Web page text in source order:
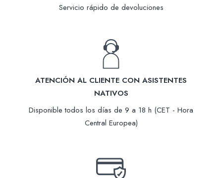
Servicio rápido de devoluciones
ATENCIÓN AL CLIENTE CON ASISTENTES
NATIVOS
Disponible todos los días de 9 a 18 h (CET - Hora
Central Europea)